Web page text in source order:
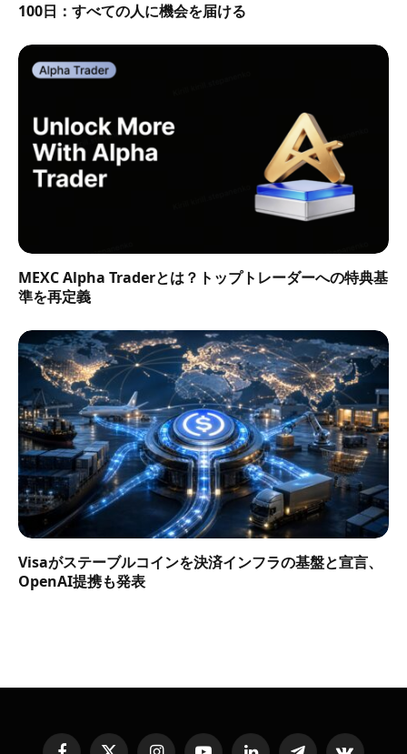
100日：すべての人に機会を届ける
MEXC Alpha Traderとは？トップトレーダーへの特典基
準を再定義
Visaがステーブルコインを決済インフラの基盤と宣言、
OpenAI提携も発表